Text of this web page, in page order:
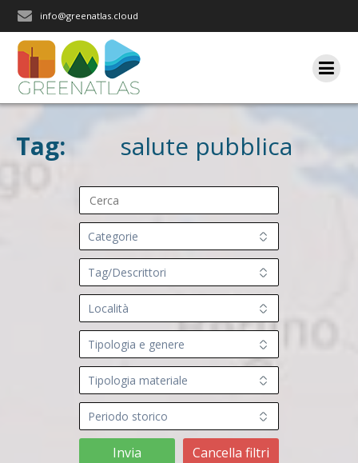
info@greenatlas.cloud
Tag: salute pubblica
Invia Cancella filtri